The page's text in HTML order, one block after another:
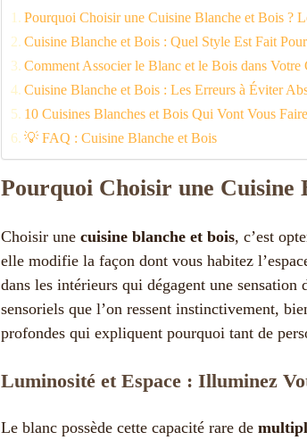
Pourquoi Choisir une Cuisine Blanche et Bois ?
Cuisine Blanche et Bois : Quel Style Est Fait
Comment Associer le Blanc et le Bois dans Votre
Cuisine Blanche et Bois : Les Erreurs à Éviter
10 Cuisines Blanches et Bois Qui Vont Vous
💡 FAQ : Cuisine Blanche et Bois
Pourquoi Choisir une Cuisine
Choisir une cuisine blanche et bois, c’est
elle modifie la façon dont vous habitez
dans les intérieurs qui dégagent une sensation
sensoriels que l’on ressent instinctivement,
profondes qui expliquent pourquoi tant de
Luminosité et Espace : Illuminez
Le blanc possède cette capacité rare de